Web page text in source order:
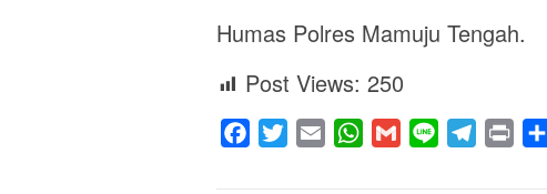
Humas Polres Mamuju Tengah.
Post Views: 250
Facebook
Twitter Email WhatsApp
Gmail Line Telegram
Print